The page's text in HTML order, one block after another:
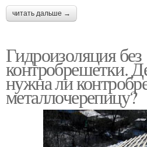
читать дальше →
Гидроизоляция без
контробрешетки.
нужна ли
металлочерепицу?